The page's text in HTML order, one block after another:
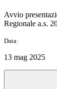
Avvio
Regionale a.s.
Data:
13 mag 2025